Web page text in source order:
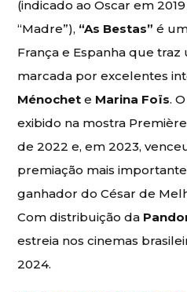
(indicado ao Oscar em
“Madre”), “As Bestas”é
França e Espanha que
marcada por excelentes
Ménochet e Marina Foïs.
exibido na mostra
de 2022 e, em 2023,
premiação mais
ganhador do César de
Com distribuição da
estreia nos cinemas
2024.